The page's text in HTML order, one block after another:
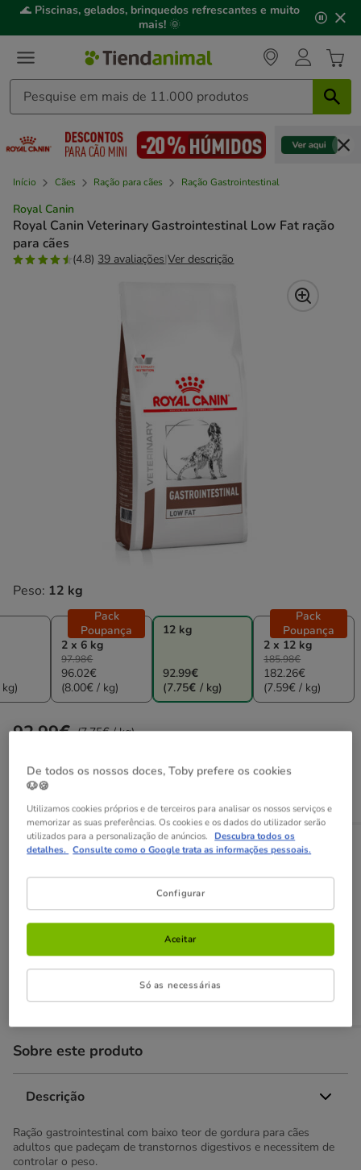
3,
mensagem,
🌊 Piscinas, gelados, brinquedos refrescantes e muito
mais! 🌞
Início Cães Ração para cães Ração Gastrointestinal
Royal Canin
Royal Canin Veterinary Gastrointestinal Low Fat ração
para cães
(4.8) 39 avaliações|Ver descrição
Peso: 12 kg
2 x 6 kg
Pack
Poupança
97.98€
96.02€
(8.00€ / kg)
12 kg
92.99€
(7.75€ / kg)
2 x 12 kg
Pack
Poupança
185.98€
182.26€
(7.59€ / kg)
Preço 92.99€, 7.75 EUR por kg
92.99€ (7.75€ / kg)
Adicionar ao carrinho
Opções de envio Ver detalhes
Recolha em loja com Click & Collect
selecionadas
Envio ao domicílio
1-3 dias úteis
GRÁTISa partir de 49€
Sobre este produto
Descrição
Ração gastrointestinal com baixo teor de gordura para cães
adultos que padeçam de transtornos digestivos e necessitem de
controlar o peso.
De todos os nossos doces, Toby prefere os cookies
🐶🍪
Utilizamos cookies próprios e de terceiros para analisar os nossos serviços e
memorizar as suas preferências. Os cookies e os dados do utilizador serão
utilizados para a personalização de anúncios. Descubra todos os
detalhes. Consulte como o Google trata as informações pessoais.
Configurar
Só as necessárias
Aceitar